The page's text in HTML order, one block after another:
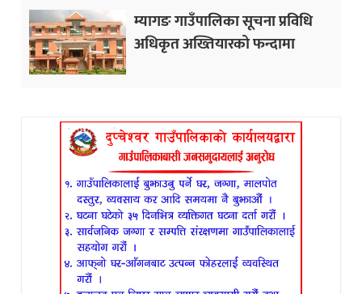
म्यागङ गाउँपालिका सूचना प्रविधि
अधिकृत अख्तियारको फन्दामा